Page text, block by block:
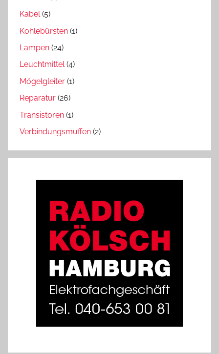
Kabel(5)
Kohlebürsten (1)
Lampen (24)
Leuchtmittel(4)
Mögelgleiter (1)
Reparatur (26)
Transistoren (1)
Verbindungsmuffen (2)